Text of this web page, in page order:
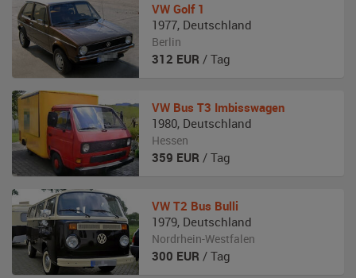
VW Golf 1
1977, Deutschland
Berlin
312 EUR / Tag
VW Bus T3 Imbisswagen
1980, Deutschland
Hessen
359 EUR / Tag
VW T2 Bus Bulli
1979, Deutschland
Nordrhein-Westfalen
300 EUR / Tag